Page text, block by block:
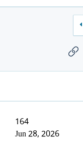
أقول الفن هو فن
متعدد القراءات
السيميائي لكنه لا يخلو
البريد الإلكتروني
164
Jun 28, 2026